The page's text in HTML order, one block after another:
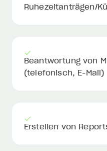
Ruhezeitanträgen/
Beantwortung von
(telefonisch, E-Mail)
Erstellen von